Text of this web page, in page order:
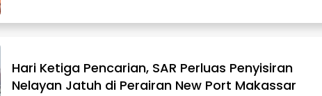
Hari Ketiga Pencarian, SAR Perluas Penyisiran
Nelayan Jatuh di Perairan New Port Makassar